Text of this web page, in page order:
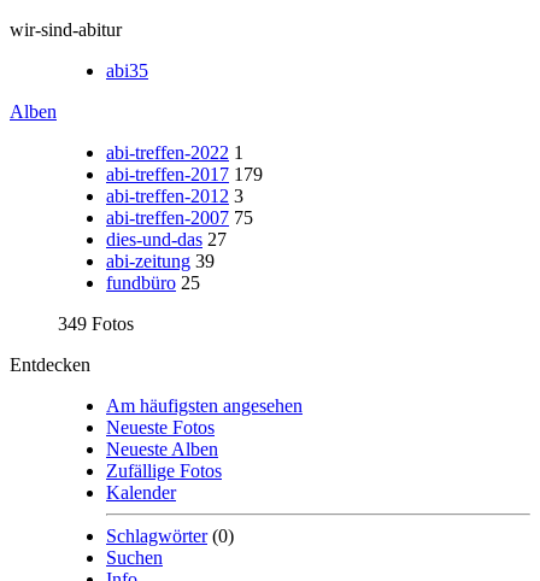
wir-sind-abitur
abi35
Alben
abi-treffen-2022 1
abi-treffen-2017 179
abi-treffen-2012 3
abi-treffen-2007 75
dies-und-das 27
abi-zeitung 39
fundbüro 25
349 Fotos
Entdecken
Am häufigsten angesehen
Neueste Fotos
Neueste Alben
Zufällige Fotos
Kalender
Schlagwörter(0)
Suchen